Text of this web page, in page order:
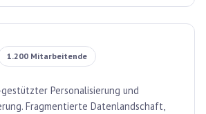
1.200 Mitarbeitende
Personalisierung und
Fragmentierte Datenlandschaft,